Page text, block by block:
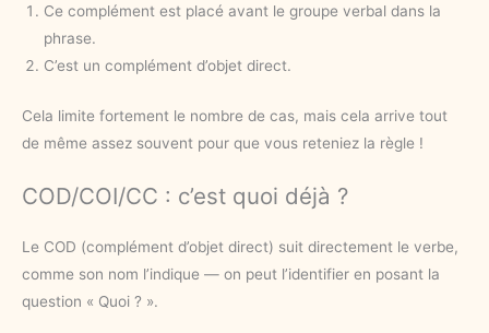
Ce complément est placé avant le groupe verbal dans la
phrase.
C’est un complément d’objet direct.
Cela limite fortement le nombre de cas, mais cela arrive tout
de même assez souvent pour que vous reteniez la règle !
COD/COI/CC : c’est quoi déjà ?
Le COD (complément d’objet direct) suit directement le verbe,
comme son nom l’indique — on peut l’identifier en posant la
question « Quoi ? ».